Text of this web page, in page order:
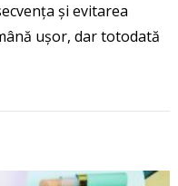
și evitarea
ușor, dar totodată